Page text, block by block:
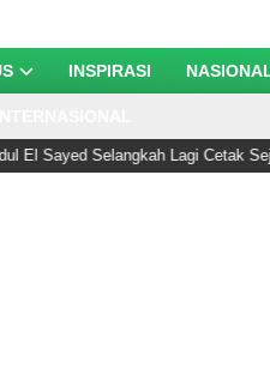
INSPIRASI
Selangkah Lagi Cetak Sejarah